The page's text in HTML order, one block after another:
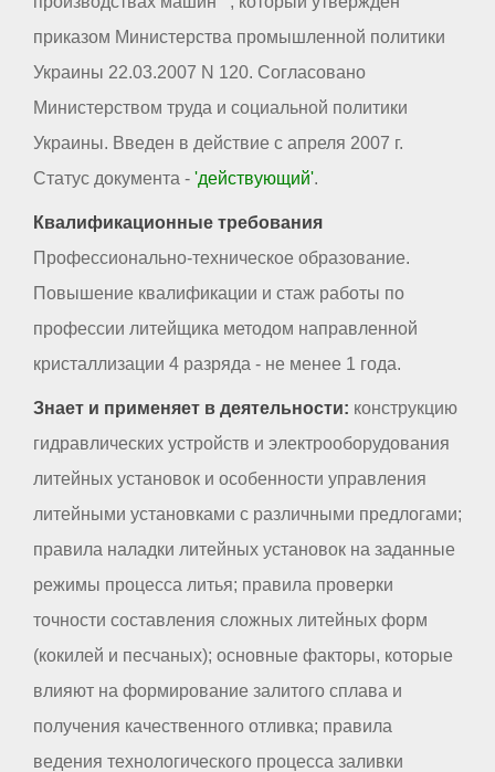
приказом Министерства промышленной политики
Украины 22.03.2007 N 120. Согласовано
Министерством труда и социальной политики
Украины. Введен в действие с апреля 2007 г.
Статус документа - 'действующий'.
Квалификационные требования
Профессионально-техническое образование.
Повышение квалификации и стаж работы по
профессии литейщика методом направленной
кристаллизации 4 разряда - не менее 1 года.
Знает и применяет в деятельности: конструкцию
гидравлических устройств и электрооборудования
литейных установок и особенности управления
литейными установками с различными предлогами;
правила наладки литейных установок на заданные
режимы процесса литья; правила проверки
точности составления сложных литейных форм
(кокилей и песчаных); основные факторы, которые
влияют на формирование залитого сплава и
получения качественного отливка; правила
ведения технологического процесса заливки